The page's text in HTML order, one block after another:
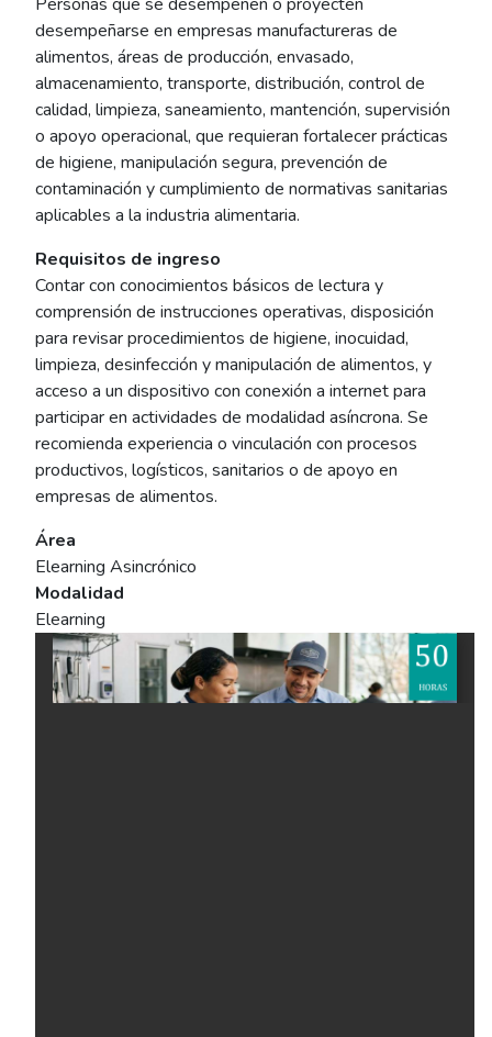
desempeñarse en empresas manufactureras de
alimentos, áreas de producción, envasado,
almacenamiento, transporte, distribución, control de
calidad, limpieza, saneamiento, mantención, supervisión
o apoyo operacional, que requieran fortalecer prácticas
de higiene, manipulación segura, prevención de
contaminación y cumplimiento de normativas sanitarias
aplicables a la industria alimentaria.
Requisitos de ingreso
Contar con conocimientos básicos de lectura y
comprensión de instrucciones operativas, disposición
para revisar procedimientos de higiene, inocuidad,
limpieza, desinfección y manipulación de alimentos, y
acceso a un dispositivo con conexión a internet para
participar en actividades de modalidad asíncrona. Se
recomienda experiencia o vinculación con procesos
productivos, logísticos, sanitarios o de apoyo en
empresas de alimentos.
Área
Elearning Asincrónico
Modalidad
Elearning
Ficha del curso